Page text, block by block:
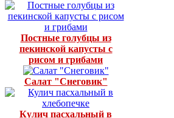
Постные голубцы из
пекинской капусты с
рисом и грибами
Салат "Снеговик"
Кулич пасхальный в